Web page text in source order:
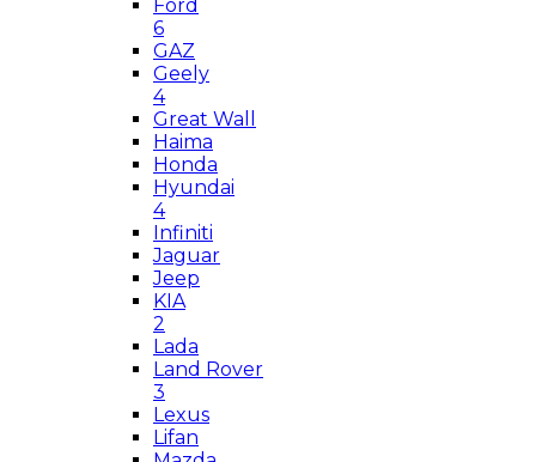
Ford
6
GAZ
Geely
4
Great Wall
Haima
Honda
Hyundai
4
Infiniti
Jaguar
Jeep
KIA
2
Lada
Land Rover
3
Lexus
Lifan